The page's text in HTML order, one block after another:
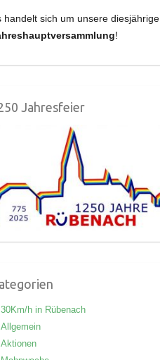
handelt sich um unsere diesjährige
!
Jahresfeier
30Km/h in Rübenach
Allgemein
Aktionen